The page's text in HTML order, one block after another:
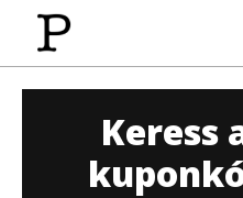
Keress